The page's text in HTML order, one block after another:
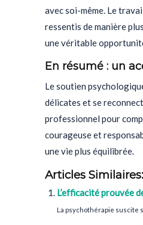
avec soi-même. Le
ressentis de manière
une véritable
En résumé : un
Le soutien
délicates et se
professionnel pour
courageuse et
une vie plus équilibrée.
Articles Similaires:
L’efficacité prouvée
La psychothérapie suscite